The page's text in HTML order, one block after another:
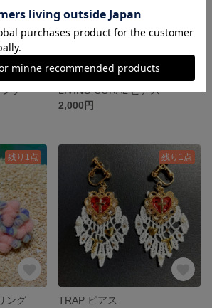
ング
LIVING CORAL ピアス
2,000円
残り1点
ング
残り1点
TRAP ピアス